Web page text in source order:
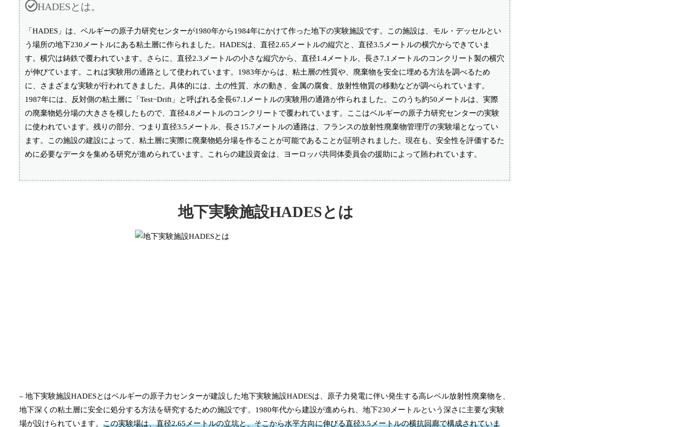
HADESとは。
「HADES」は、ベルギーの原子力研究センターが1980年から1984年にかけて作った地下の実験施設です。この施設は、モル・デッセルとい
う場所の地下230メートルにある粘土層に作られました。HADESは、直径2.65メートルの縦穴と、直径3.5メートルの横穴からできていま
す。横穴は鋳鉄で覆われています。さらに、直径2.3メートルの小さな縦穴から、直径1.4メートル、長さ7.1メートルのコンクリート製の横穴
が伸びています。これは実験用の通路として使われています。1983年からは、粘土層の性質や、廃棄物を安全に埋める方法を調べるため
に、さまざまな実験が行われてきました。具体的には、土の性質、水の動き、金属の腐食、放射性物質の移動などが調べられています。
1987年には、反対側の粘土層に「Test−Drift」と呼ばれる全長67.1メートルの実験用の通路が作られました。このうち約50メートルは、実際
の廃棄物処分場の大きさを模したもので、直径4.8メートルのコンクリートで覆われています。ここはベルギーの原子力研究センターの実験
に使われています。残りの部分、つまり直径3.5メートル、長さ15.7メートルの通路は、フランスの放射性廃棄物管理庁の実験場となってい
ます。この施設の建設によって、粘土層に実際に廃棄物処分場を作ることが可能であることが証明されました。現在も、安全性を評価するた
めに必要なデータを集める研究が進められています。これらの建設資金は、ヨーロッパ共同体委員会の援助によって賄われています。
地下実験施設HADESとは
– 地下実験施設HADESとはベルギーの原子力センターが建設した地下実験施設HADESは、原子力発電に伴い発生する高レベル放射性廃棄物を、
地下深くの粘土層に安全に処分する方法を研究するための施設です。1980年代から建設が進められ、地下230メートルという深さに主要な実験
場が設けられています。 この実験場は、直径2.65メートルの立坑と、そこから水平方向に伸びる直径3.5メートルの横抗回廊で構成されていま